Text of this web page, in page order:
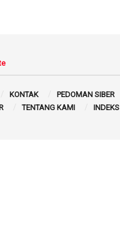
KONTAK PEDOMAN SIBER
TENTANG KAMI INDEKS